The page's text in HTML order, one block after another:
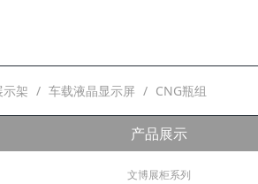
架 车载液晶显示屏 CNG瓶组
产品展示
文博展柜系列